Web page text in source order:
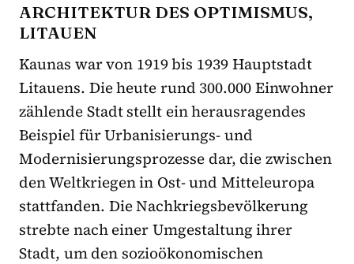
ARCHITEKTUR DES OPTIMISMUS,
LITAUEN
Kaunas war von 1919 bis 1939 Hauptstadt
Litauens. Die heute rund 300.000 Einwohner
zählende Stadt stellt ein herausragendes
Beispiel für Urbanisierungs- und
Modernisierungsprozesse dar, die zwischen
den Weltkriegen in Ost- und Mitteleuropa
stattfanden. Die Nachkriegsbevölkerung
strebte nach einer Umgestaltung ihrer
Stadt, um den sozioökonomischen